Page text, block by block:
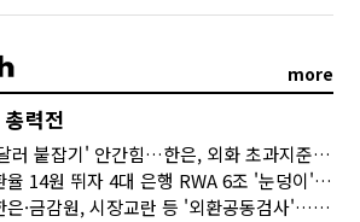
more
력전
'달러 붙잡기' 안간힘…한은, 외화 초과지준에 이자 6개월 더
환율 14원 뛰자 4대 은행 RWA 6조 '눈덩이'…2배 뛴 2분기는?
한은·금감원, 시장교란 등 '외환공동검사'…환율 급등 전방위 대응